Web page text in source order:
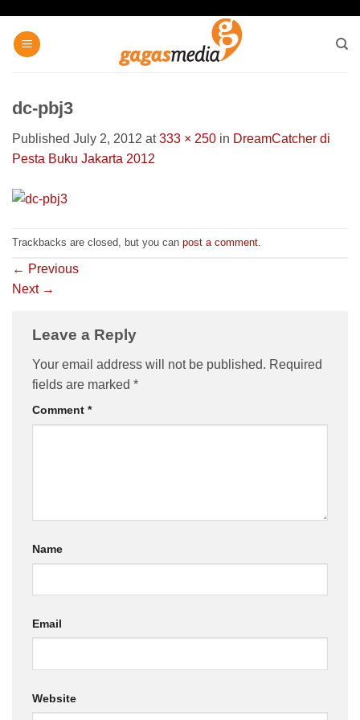
content
dc-pbj3
Published July 2, 2012 at333 × 250 in DreamCatcher di
Pesta Buku Jakarta 2012
Trackbacks are closed, but you can post a comment
← Previous
Next →
Leave a Reply
Your email address will not be published. Required
fields are marked *
Comment *
Name
Email
Website